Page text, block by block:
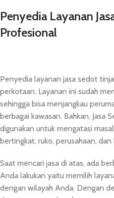
Penyedia Layanan
Profesional
Penyedia layanan jasa sedot
perkotaan. Layanan ini sudah
sehingga bisa menjangkau
berbagai kawasan. Bahkan, Jasa
digunakan untuk mengatasi
bertingkat, ruko, perusahaan,
Saat mencari jasa di atas, ada
Anda lakukan yaitu memilih
dengan wilayah Anda. Dengan